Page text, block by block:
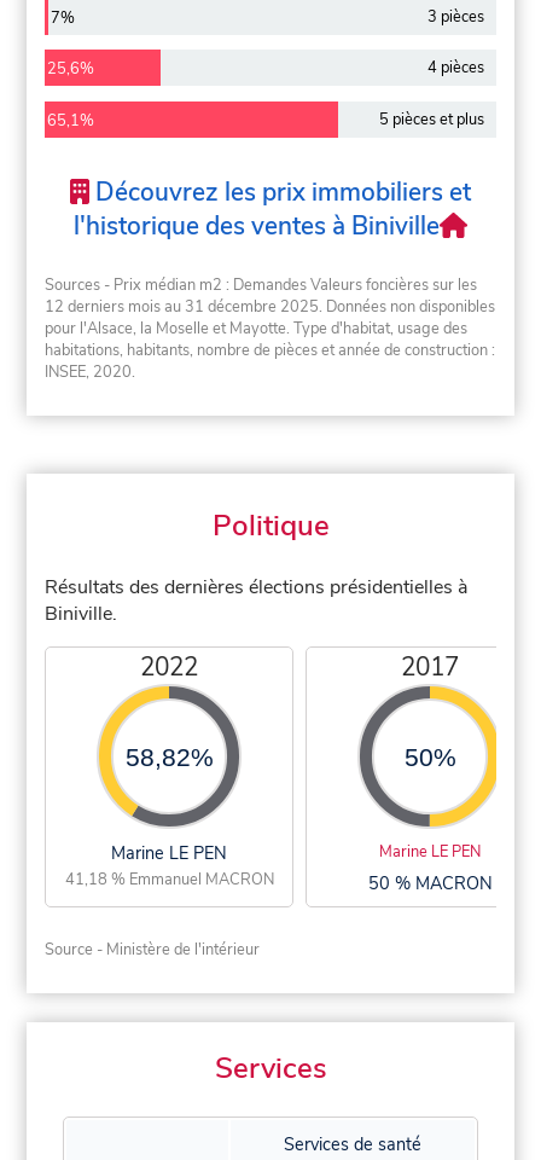
7% 3 pièces
25,6% 4 pièces
65,1% 5 pièces et plus
Découvrez les prix immobiliers et
l'historique des ventes à Biniville
Sources - Prix médian m2 : Demandes Valeurs foncières sur les
12 derniers mois au 31 décembre 2025. Données non disponibles
pour l'Alsace, la Moselle et Mayotte. Type d'habitat, usage des
habitations, habitants, nombre de pièces et année de construction :
INSEE, 2020.
Politique
Résultats des dernières élections présidentielles à
Biniville.
2022
58,82%
Marine LE PEN
41,18 % Emmanuel MACRON
2017
50%
Marine LE PEN
50 % MACRON
Source - Ministère de l'intérieur
Services
Services de santé